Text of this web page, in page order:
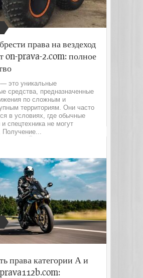
права на вездеход
on-prava-2.com: полное
это уникальные
средства, предназначенные
по сложным и
территориям. Они часто
в условиях, где обычные
спецтехника не могут
Получение...
права категории А и